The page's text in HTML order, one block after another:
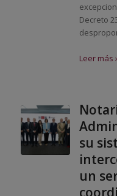
Decreto
Leer más
su
un